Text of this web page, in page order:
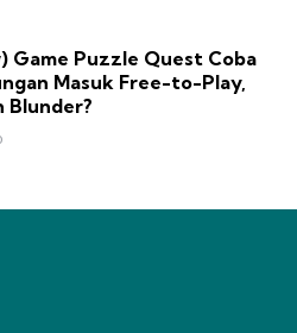
Game Puzzle Quest Coba
Masuk Free-to-Play,
Blunder?